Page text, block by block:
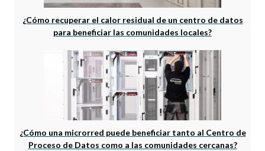
¿Cómo recuperar el calor residual de un centro de datos
para beneficiar las comunidades locales?
¿Cómo una microrred puede beneficiar tanto al Centro de
Proceso de Datos como a las comunidades cercanas?